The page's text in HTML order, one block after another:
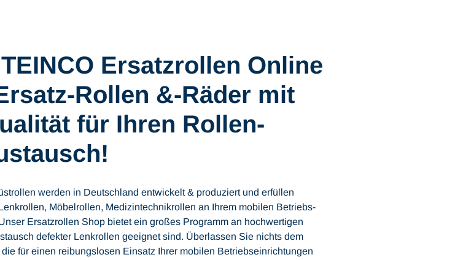
Ersatzrollen Online
Rollen &-Räder mit
für Ihren Rollen-
werden in Deutschland entwickelt & produziert und erfüllen
Möbelrollen, Medizintechnikrollen an Ihrem mobilen Betriebs-
Ersatzrollen Shop bietet ein großes Programm an hochwertigen
defekter Lenkrollen geeignet sind. Überlassen Sie nichts dem
für einen reibungslosen Einsatz Ihrer mobilen Betriebseinrichtungen